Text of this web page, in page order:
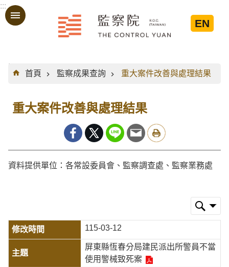
跳到主要內容區塊
:::
EN
:::
首頁
監察成果查詢 重大案件改善與處理結果
重大案件改善與處理結果
資料提供單位：各常設委員會、監察調查處、監察業務處
115-03-12
屏東縣恆春分局建民派出所警員不當
使用警械致死案